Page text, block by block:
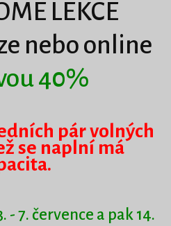
LEKCE
nebo online
40%
pár volných
se naplní má
- 7. července a pak 14.